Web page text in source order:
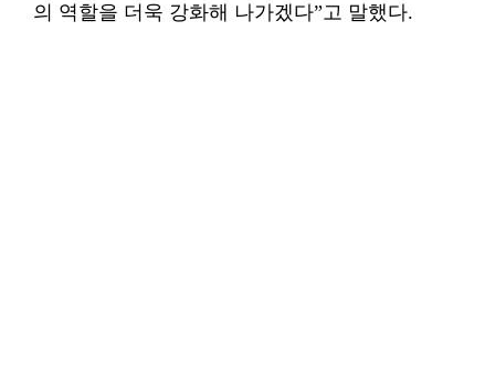
의 역할을 더욱 강화해 나가겠다”고 말했다.